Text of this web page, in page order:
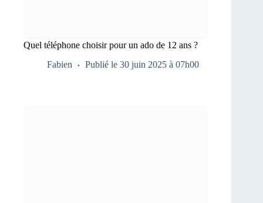
Quel téléphone choisir pour un ado de 12 ans ?
Fabien
Publié le 30 juin 2025 à 07h00